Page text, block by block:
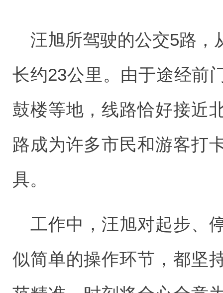
汪旭所驾驶的公交5路，
长约23公里。由于途经前
鼓楼等地，线路恰好接近
路成为许多市民和游客打
具。
工作中，汪旭对起步、
似简单的操作环节，都坚